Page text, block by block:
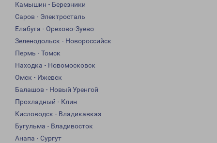
Камышин - Березники
Саров - Электросталь
Елабуга - Орехово-Зуево
Зеленодольск - Новороссийск
Пермь - Томск
Находка - Новомосковск
Омск - Ижевск
Балашов - Новый Уренгой
Прохладный - Клин
Кисловодск - Владикавказ
Бугульма - Владивосток
Анапа - Сургут